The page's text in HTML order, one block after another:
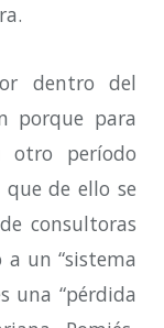
dentro del
porque para
período
de ello se
consultoras
un “sistema
una “pérdida